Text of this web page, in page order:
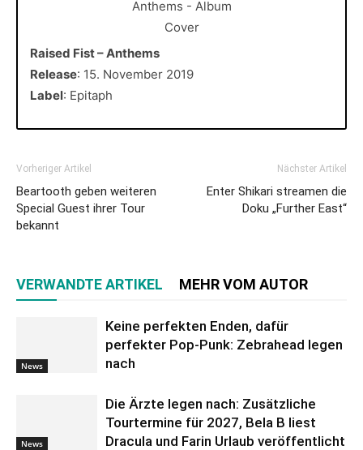
Raised Fist – Anthems
Release: 15. November 2019
Label: Epitaph
Vorheriger Artikel
Beartooth geben weiteren
Special Guest ihrer Tour
bekannt
Nächster Artikel
Enter Shikari streamen die
Doku „Further East“
VERWANDTE ARTIKEL MEHR VOM AUTOR
News
Keine perfekten Enden, dafür
perfekter Pop-Punk: Zebrahead legen
nach
News
Die Ärzte legen nach: Zusätzliche
Tourtermine für 2027, Bela B liest
Dracula und Farin Urlaub veröffentlicht